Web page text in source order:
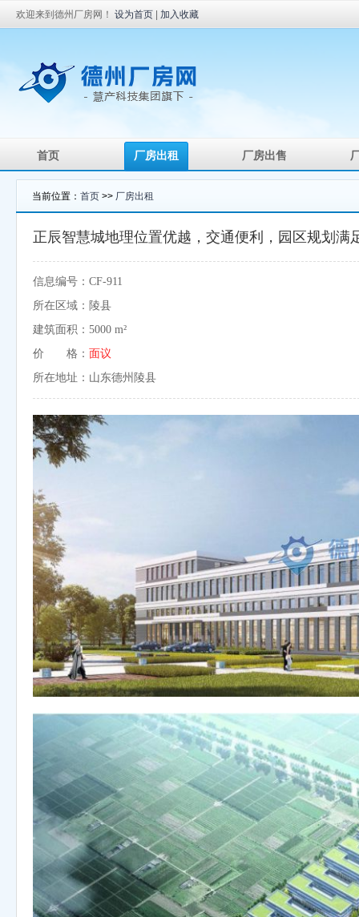
欢迎来到德州厂房网！ 设为首页 加入收藏
首页 厂房出租 厂房出售
当前位置： 首页 >> 厂房出租
正辰智慧城地理位置优越，交通便利，园区规划满
信息编号：CF-911
所在区域：陵县
建筑面积：5000 m²
价 格： 面议
所在地址：山东德州陵县